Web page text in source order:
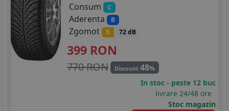
Consum
C
Aderenta B
Zgomot B 72 dB
399 RON
770 RON Discount 48%
In stoc - peste 12 buc
livrare 24/48 ore
Stoc magazin